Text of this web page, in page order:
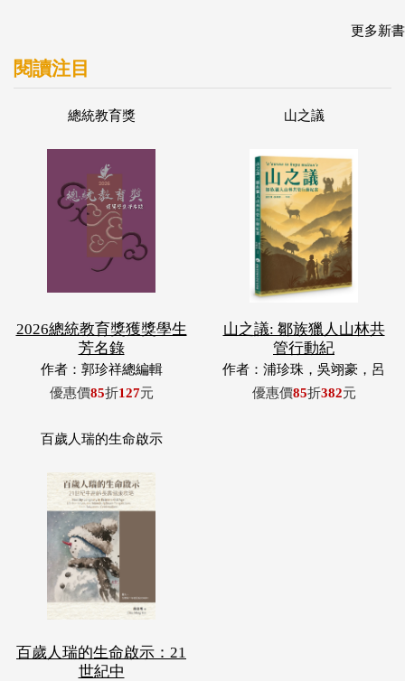
更多新書
閱讀注目
總統教育獎
2026總統教育獎獲獎學生
芳名錄
作者：郭珍祥總編輯
優惠價85折127元
山之議
山之議: 鄒族獵人山林共
管行動紀
作者：浦珍珠，吳翊豪，呂
翊齊，張惠東，許玉青，王
優惠價85折382元
百歲人瑞的生命啟示
百歲人瑞的生命啟示：21
世紀中